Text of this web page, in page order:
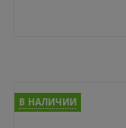
В НАЛИЧИИ